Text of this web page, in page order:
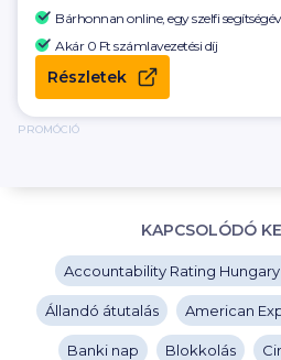
Bárhonnan online, egy szelfi
Akár 0 Ft számlavezetési díj
Részletek
PROMÓCIÓ
KAPCSOLÓDÓ
Accountability Rating Hungary
Állandó átutalás American
Banki nap Blokkolás